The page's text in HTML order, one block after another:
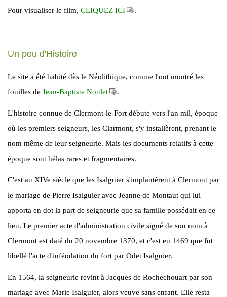
Pour visualiser le film, CLIQUEZ ICI .
Un peu d'Histoire
Le site a été habité dès le Néolithique, comme l'ont montré les
fouilles de Jean-Baptiste Noulet .
L'histoire connue de Clermont-le-Fort débute vers l'an mil, époque
où les premiers seigneurs, les Clarmont, s'y installèrent, prenant le
nom même de leur seigneurie. Mais les documents relatifs à cette
époque sont hélas rares et fragmentaires.
C'est au XIVe siècle que les Isalguier s'implantèrent à Clermont par
le mariage de Pierre Isalguier avec Jeanne de Montaut qui lui
apporta en dot la part de seigneurie que sa famille possédait en ce
lieu. Le premier acte d'administration civile signé de son nom à
Clermont est daté du 20 novembre 1370, et c'est en 1469 que fut
libellé l'acte d'inféodation du fort par Odet Isalguier.
En 1564, la seigneurie revint à Jacques de Rochechouart par son
mariage avec Marie Isalguier, alors veuve sans enfant. Elle resta